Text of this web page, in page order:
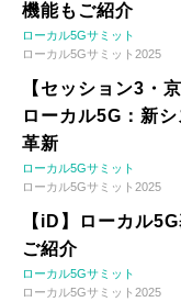
機能もご紹介
ローカル5Gサミット
ローカル5Gサミット2025
【セッション3・
ローカル5G：新
革新
ローカル5Gサミット
ローカル5Gサミット2025
【iD】ローカル
ご紹介
ローカル5Gサミット
ローカル5Gサミット2025